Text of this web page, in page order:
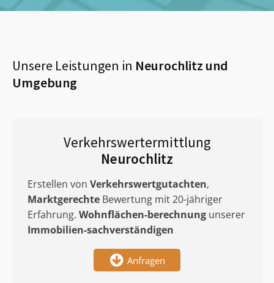
Unsere Leistungen in Neurochlitz und
Umgebung
Verkehrswertermittlung
Neurochlitz
Erstellen von Verkehrswertgutachten,
Marktgerechte Bewertung mit 20-jähriger
Erfahrung. Wohnflächen-berechnung unserer
Immobilien-sachverständigen
Anfragen